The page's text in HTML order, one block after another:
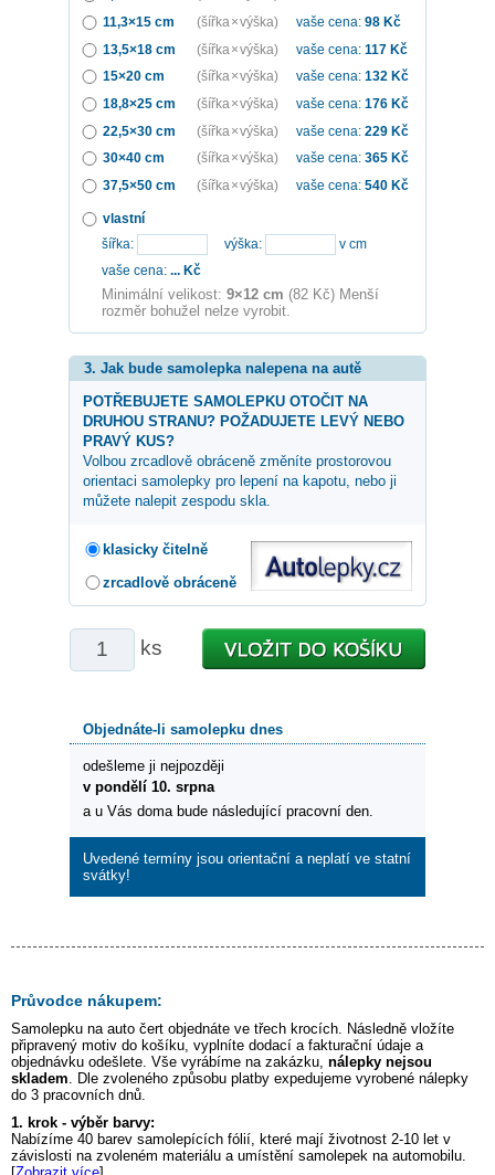
11,3×15 cm
(šířka × výška) vaše cena: 98 Kč
13,5×18 cm
(šířka × výška) vaše cena: 117 Kč
15×20 cm
(šířka × výška) vaše cena: 132 Kč
18,8×25 cm
(šířka × výška) vaše cena: 176 Kč
22,5×30 cm
(šířka × výška) vaše cena: 229 Kč
30×40 cm
(šířka × výška) vaše cena: 365 Kč
37,5×50 cm
(šířka × výška) vaše cena: 540 Kč
vlastní
šířka:
výška:
v cm
vaše cena: ... Kč
Minimální velikost: 9×12 cm (82 Kč) Menší
rozměr bohužel nelze vyrobit.
3. Jak bude samolepka nalepena na autě
POTŘEBUJETE SAMOLEPKU OTOČIT NA
DRUHOU STRANU? POŽADUJETE LEVÝ NEBO
PRAVÝ KUS?
Volbou zrcadlově obráceně změníte prostorovou
orientaci samolepky pro lepení na kapotu, nebo ji
můžete nalepit zespodu skla.
klasicky čitelně
zrcadlově obráceně
ks
Objednáte-li samolepku dnes
odešleme ji nejpozději
v pondělí 10. srpna
a u Vás doma bude následující pracovní den.
Uvedené termíny jsou orientační a neplatí ve statní
svátky!
Průvodce nákupem:
Samolepku na auto čert objednáte ve třech krocích. Následně vložíte
připravený motiv do košíku, vyplníte dodací a fakturační údaje a
objednávku odešlete. Vše vyrábíme na zakázku, nálepky nejsou
skladem . Dle zvoleného způsobu platby expedujeme vyrobené nálepky
do 3 pracovních dnů.
1. krok - výběr barvy:
Nabízíme 40 barev samolepících fólií, které mají životnost 2-10 let v
závislosti na zvoleném materiálu a umístění samolepek na automobilu.